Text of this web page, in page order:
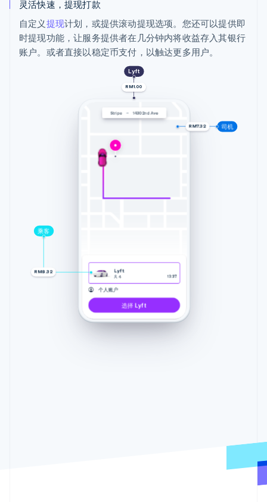
灵活快速，提现打款
自定义 提现计划，或提供滚动提现选项。您还可以提供即
时提现功能，让服务提供者在几分钟内将收益存入其银行
账户。或者直接以稳定币支付，以触达更多用户。
Stripe 1430 2nd Ave
Lyft
4 13:37
个人账户
选择 Lyft
乘客
RM8.32
Lyft
RM1.00
司机
RM7.32